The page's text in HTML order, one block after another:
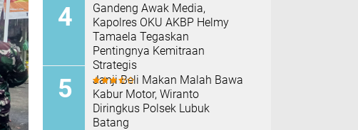
Gandeng Awak Media,
Kapolres OKU AKBP Helmy
Tamaela Tegaskan
Pentingnya Kemitraan
Strategis
Janji Beli Makan Malah Bawa
Kabur Motor, Wiranto
Diringkus Polsek Lubuk
Batang